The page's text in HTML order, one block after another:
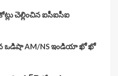
చెల్లించిన ఐసీఐసీఐ
చేసిన ఒడిషా AM/NS ఇండియా ఖో ఖో